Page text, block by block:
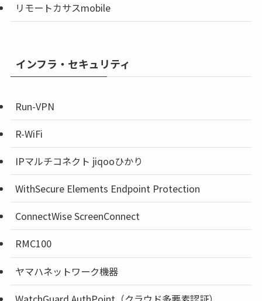
リモートカサスmobile
インフラ・セキュリティ
Run-VPN
R-WiFi
IPマルチコネクト jiqooひかり
WithSecure Elements Endpoint Protection
ConnectWise ScreenConnect
RMC100
ヤマハネットワーク機器